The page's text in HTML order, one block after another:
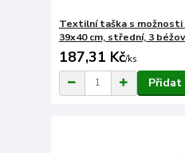
Textilní taška s možnosti
39x40 cm, střední, 3
187,31 Kč/ks
Přidat